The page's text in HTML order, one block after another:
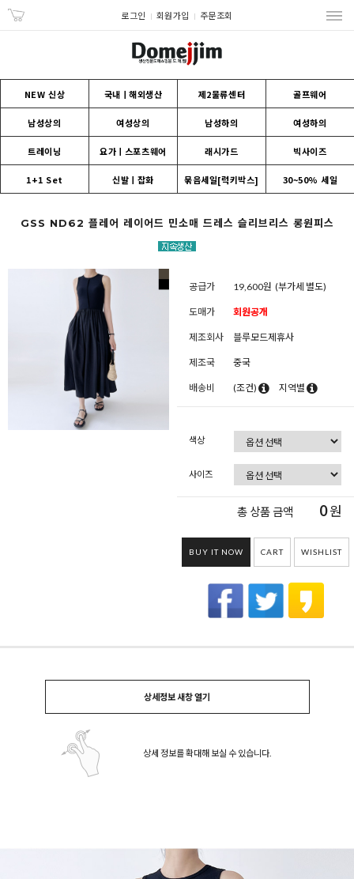
로그인 회원가입 주문조회
NEW 신상 국내ㅣ해외생산 제2물류센터 골프웨어
남성상의 여성상의 남성하의 여성하의
트레이닝 요가ㅣ스포츠웨어 래시가드 빅사이즈
1+1 Set 신발ㅣ잡화 묶음세일[럭키박스] 30~50% 세일
GSS ND62 플레어 레이어드 민소매 드레스 슬리브리스 롱원피스
공급가 19,600원 (부가세 별도)
도매가 회원공개
제조회사 블루모드제휴사
제조국 중국
배송비 (조건) 지역별
색상
사이즈
총 상품 금액 0원
BUY IT NOW CART WISHLIST
상세정보 새창 열기
상세 정보를 확대해 보실 수 있습니다.